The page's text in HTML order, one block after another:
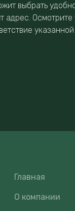
выбрать
адрес.
Главная
О компании